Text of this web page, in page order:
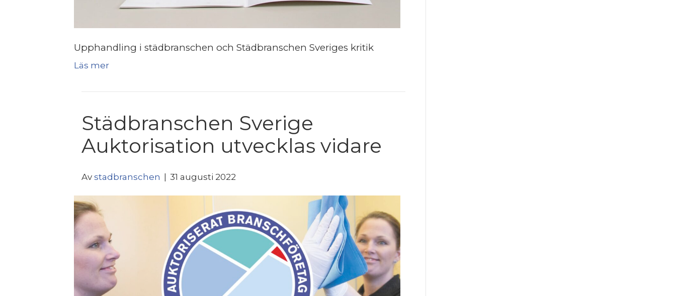
Upphandling i städbranschen och Städbranschen Sveriges kritik
Läs mer
Städbranschen Sverige
Auktorisation utvecklas vidare
Av stadbranschen 31 augusti 2022